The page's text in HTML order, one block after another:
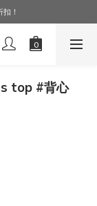
！！
！
top #背心